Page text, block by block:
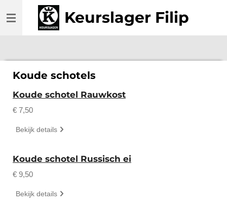
direct
Keurslager Filip
Koude schotels
Koude schotel Rauwkost
€ 7,50
Bekijk details
Koude schotel Russisch ei
€ 9,50
Bekijk details